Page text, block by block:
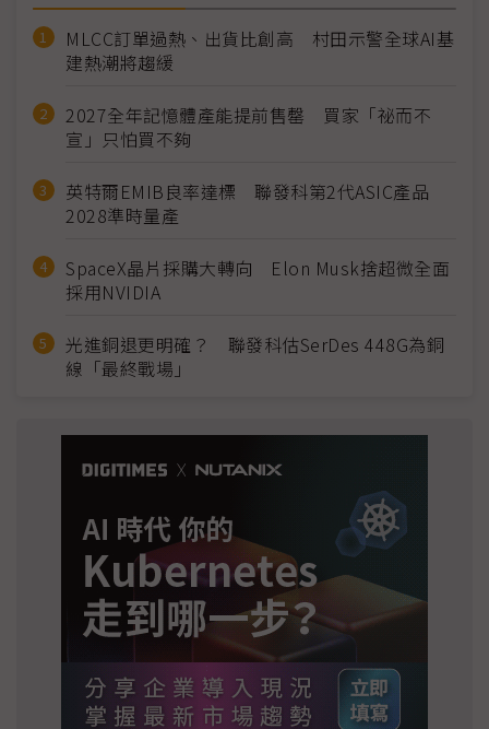
MLCC訂單過熱、出貨比創高 村田示警全球AI基
建熱潮將趨緩
2027全年記憶體產能提前售罄 買家「祕而不
宣」只怕買不夠
英特爾EMIB良率達標 聯發科第2代ASIC產品
2028準時量產
SpaceX晶片採購大轉向 Elon Musk捨超微全面
採用NVIDIA
光進銅退更明確？ 聯發科估SerDes 448G為銅
線「最終戰場」